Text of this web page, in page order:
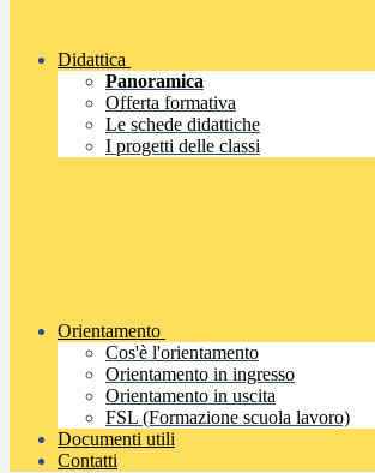
Didattica
Panoramica
Offerta formativa
Le schede didattiche
I progetti delle classi
Orientamento
Cos'è l'orientamento
Orientamento in ingresso
Orientamento in uscita
FSL (Formazione scuola lavoro)
Documenti utili
Contatti